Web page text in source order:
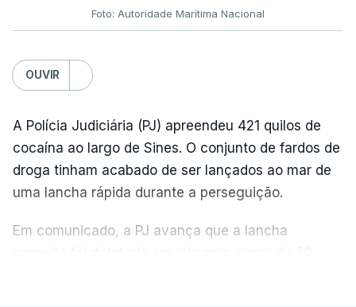
Foto: Autoridade Marítima Nacional
OUVIR
A Polícia Judiciária (PJ) apreendeu 421 quilos de
cocaína ao largo de Sines. O conjunto de fardos de
droga tinham acabado de ser lançados ao mar de
uma lancha rápida durante a perseguição.
Em comunicado, a PJ avança que a lancha